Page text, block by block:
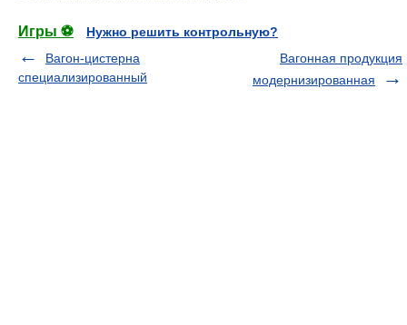
Игры ⚽
Нужно решить контрольную?
Вагон-цистерна
специализированный
Вагонная продукция
модернизированная